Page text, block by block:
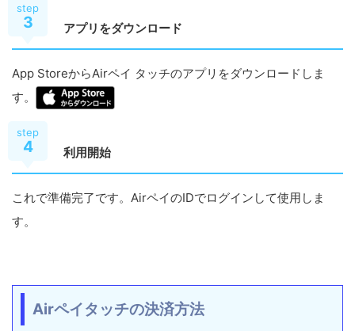
step
3 アプリをダウンロード
App StoreからAirペイ タッチのアプリをダウンロードしま
す。
step
4 利用開始
これで準備完了です。AirペイのIDでログインして使用しま
す。
Airペイタッチの決済方法